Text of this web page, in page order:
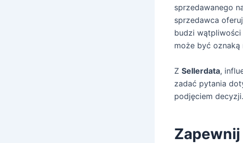
sprzedawanego
sprzedawca
budzi
może być
Z Sellerdata,
zadać pytania
podjęciem decyzji.